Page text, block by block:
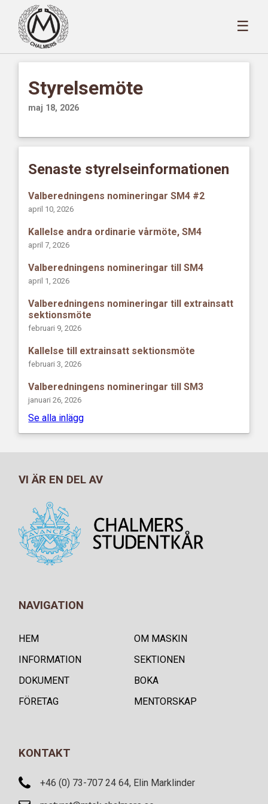
☰
Styrelsemöte
maj 18, 2026
Senaste styrelseinformationen
Valberedningens nomineringar SM4 #2
april 10, 2026
Kallelse andra ordinarie vårmöte, SM4
april 7, 2026
Valberedningens nomineringar till SM4
april 1, 2026
Valberedningens nomineringar till extrainsatt
sektionsmöte
februari 9, 2026
Kallelse till extrainsatt sektionsmöte
februari 3, 2026
Valberedningens nomineringar till SM3
januari 26, 2026
Se alla inlägg
VI ÄR EN DEL AV
NAVIGATION
HEM
OM MASKIN
INFORMATION
SEKTIONEN
DOKUMENT
BOKA
FÖRETAG
MENTORSKAP
KONTAKT
+46 (0) 73-707 24 64, Elin Marklinder